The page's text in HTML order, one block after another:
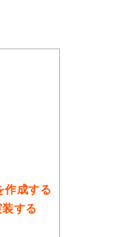
作成する
する